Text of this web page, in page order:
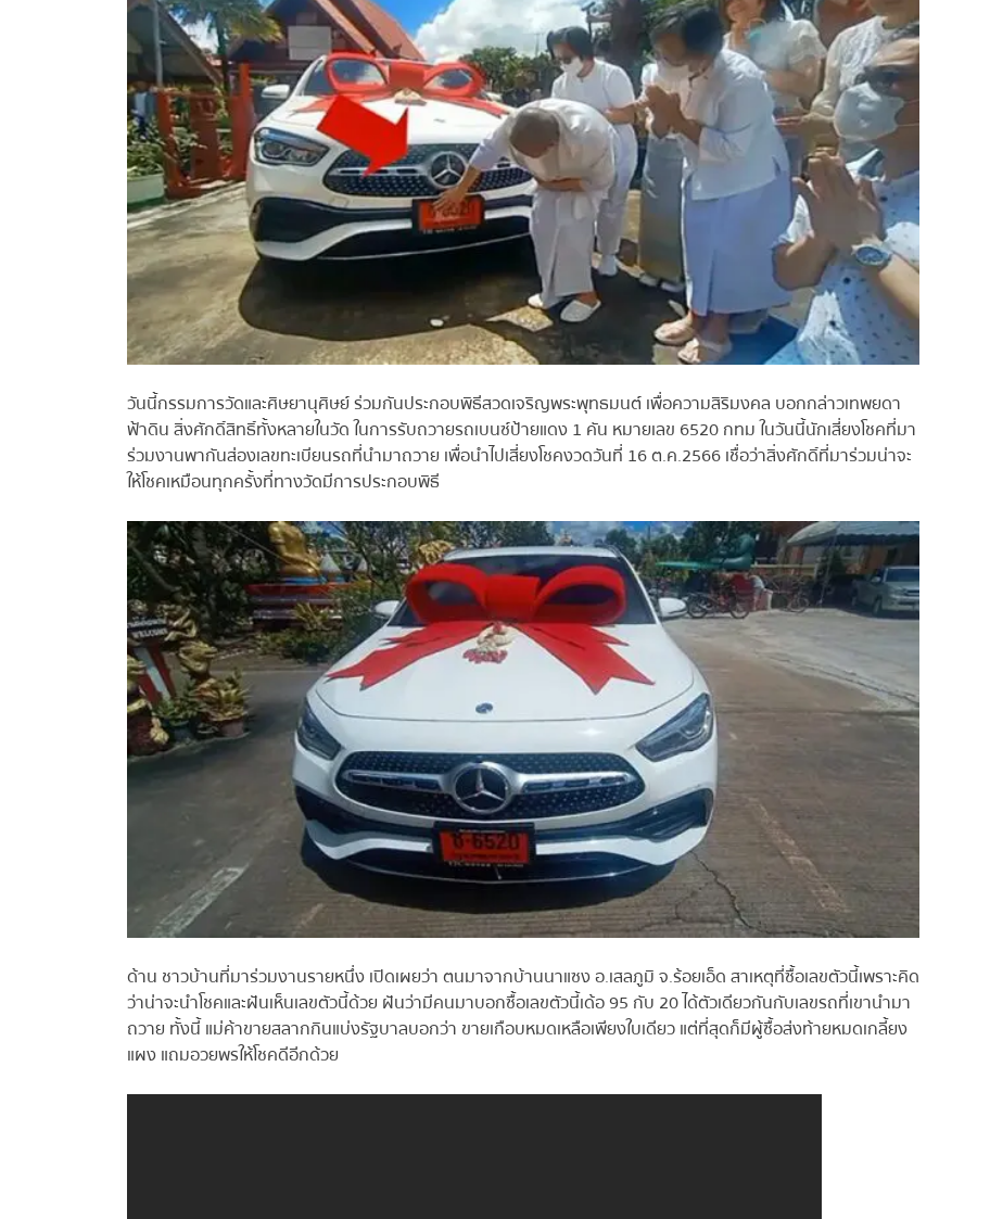
วันนี้กรรมการวัดและศิษยานุศิษย์ ร่วมกันประกอบพิธีสวดเจริญพระพุทธมนต์ เพื่อความสิริมงคล บอกกล่าวเทพยดา
ฟ้าดิน สิ่งศักดิ์สิทธิ์ทั้งหลายในวัด ในการรับถวายรถเบนซ์ป้ายแดง 1 คัน หมายเลข 6520 กทม ในวันนี้นักเสี่ยงโชคที่มา
ร่วมงานพากันส่องเลขทะเบียนรถที่นำมาถวาย เพื่อนำไปเสี่ยงโชคงวดวันที่ 16 ต.ค.2566 เชื่อว่าสิ่งศักดิ์ที่มาร่วมน่าจะ
ให้โชคเหมือนทุกครั้งที่ทางวัดมีการประกอบพิธี
ด้าน ชาวบ้านที่มาร่วมงานรายหนึ่ง เปิดเผยว่า ตนมาจากบ้านนาแซง อ.เสลภูมิ จ.ร้อยเอ็ด สาเหตุที่ซื้อเลขตัวนี้เพราะคิด
ว่าน่าจะนำโชคและฝันเห็นเลขตัวนี้ด้วย ฝันว่ามีคนมาบอกซื้อเลขตัวนี้เด้อ 95 กับ 20 ได้ตัวเดียวกันกับเลขรถที่เขานำมา
ถวาย ทั้งนี้ แม่ค้าขายสลากกินแบ่งรัฐบาลบอกว่า ขายเกือบหมดเหลือเพียงใบเดียว แต่ที่สุดก็มีผู้ซื้อส่งท้ายหมดเกลี้ยง
แผง แถมอวยพรให้โชคดีอีกด้วย